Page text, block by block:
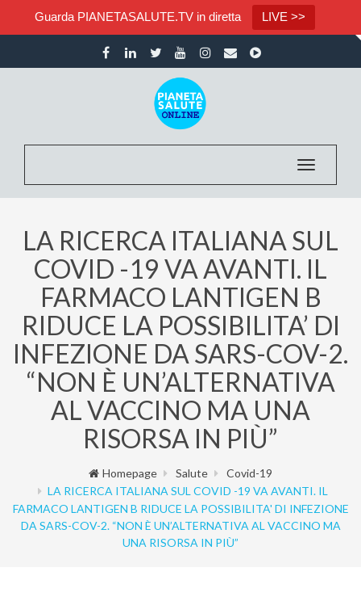
Guarda PIANETASALUTE.TV in diretta LIVE >>
Toggle
LA RICERCA ITALIANA SUL
COVID -19 VA AVANTI. IL
FARMACO LANTIGEN B
RIDUCE LA POSSIBILITA’ DI
INFEZIONE DA SARS-COV-2.
“NON È UN’ALTERNATIVA
AL VACCINO MA UNA
RISORSA IN PIÙ”
Homepage Salute
Covid-19
LA RICERCA ITALIANA SUL COVID -19 VA AVANTI. IL
FARMACO LANTIGEN B RIDUCE LA POSSIBILITA' DI INFEZIONE
DA SARS-COV-2. “NON È UN’ALTERNATIVA AL VACCINO MA
UNA RISORSA IN PIÙ”